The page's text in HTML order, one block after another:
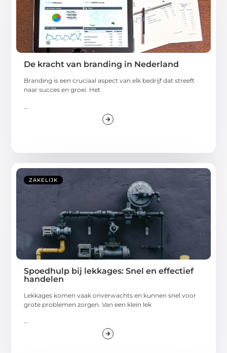
De kracht van branding in Nederland
Branding is een cruciaal aspect van elk bedrijf dat streeft
naar succes en groei. Het
ZAKELIJK
Spoedhulp bij lekkages: Snel en effectief
handelen
Lekkages komen vaak onverwachts en kunnen snel voor
grote problemen zorgen. Van een klein lek